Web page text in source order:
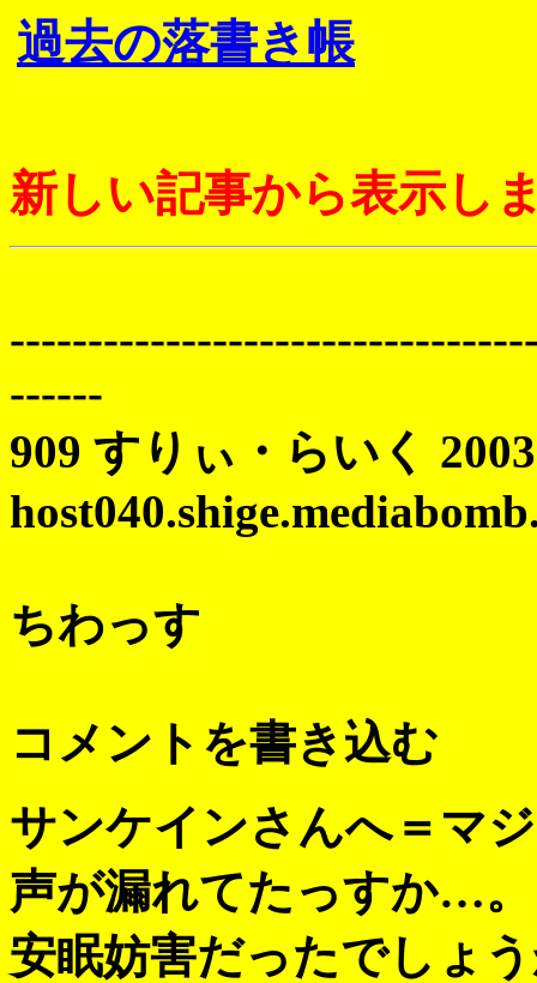
過去の落書き帳
新しい記事から表示し
------
909 すりぃ・らいく
ちわっす
コメントを書き込む
サンケインさんへ＝マ
声が漏れてたっすか…。
安眠妨害だったでしょ